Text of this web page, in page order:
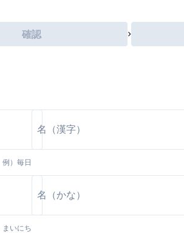
確認
例） 毎日
まいにち